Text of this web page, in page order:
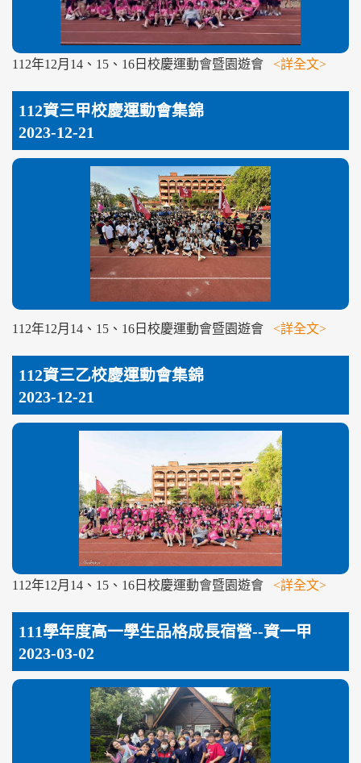
112年12月14、15、16日校慶運動會暨園遊會 <詳全文>
112資三甲校慶運動會集錦
2023-12-21
112年12月14、15、16日校慶運動會暨園遊會 <詳全文>
112資三乙校慶運動會集錦
2023-12-21
112年12月14、15、16日校慶運動會暨園遊會 <詳全文>
111學年度高一學生品格成長宿營--資一甲
2023-03-02